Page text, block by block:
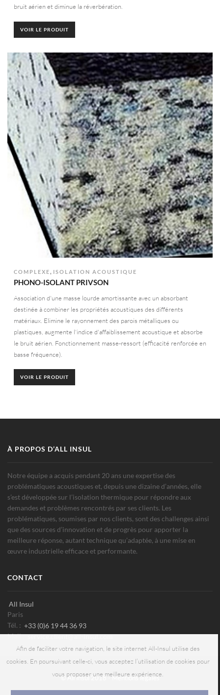
Afin de faciliter votre navigation, le site internet All-Insul utilise des
cookies. En poursuivant celle-ci, vous acceptez l’utilisation de cookies pour
vous proposer une meilleure expérience.
bruit aérien et diminue la réverbération.
VOIR LE PRODUIT
COMPLEXE, ISOLATION ACOUSTIQUE
PHONO-ISOLANT PRIVSON
Association d'une masse lourde amortissante avec un absorbant
destinée à combiner les propriétés acoustiques des différents
matériaux. Elimine le rayonnement des parois métalliques ou
plastiques, augmente l'indice d'affaiblissement acoustique et absorbe
le bruit aérien. Fonctionnement masse-ressort (efficacité renforcée en
basse fréquence).
VOIR LE PRODUIT
À PROPOS D’ALL INSUL
Notre équipe a acquis pendant 20 ans une expertise des
problématiques acoustiques et, depuis une dizaine d’années, elle
s’est développée sur l’isolation thermique pour répondre aux
demandes et problèmes rencontrés par ses clients. Les
problématiques, soumises par nos clients, sont des challenges ainsi
que des sources d’innovation et de progrès pour apporter la
meilleure réponse, autant technique qu’adaptée, à une mise en
œuvre industrielle efficace et performante.
CONTACT
All Insul
Paris
Tél. : +33 (0)6 19 44 36 93
Mail :service.client@all-insul.com
© All Insul 2018 -Mentions légales